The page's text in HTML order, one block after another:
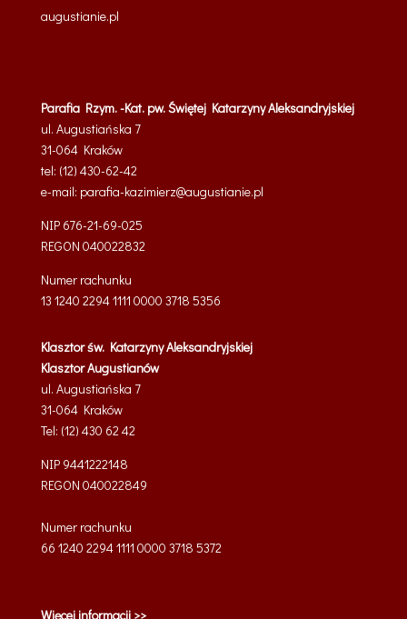
augustianie.pl
Parafia Rzym. -Kat. pw. Świętej Katarzyny Aleksandryjskiej
ul. Augustiańska 7
31-064 Kraków
tel: (12) 430-62-42
e-mail: parafia-kazimierz@augustianie.pl
NIP 676-21-69-025
REGON 040022832
Numer rachunku
13 1240 2294 1111 0000 3718 5356
Klasztor św. Katarzyny Aleksandryjskiej
Klasztor Augustianów
ul. Augustiańska 7
31-064 Kraków
Tel: (12) 430 62 42
NIP 9441222148
REGON 040022849
Numer rachunku
66 1240 2294 1111 0000 3718 5372
Więcej informacji >>